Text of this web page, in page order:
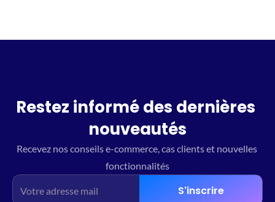
Restez informé des dernières
nouveautés
Recevez nos conseils e-commerce, cas clients et nouvelles
fonctionnalités
S'inscrire